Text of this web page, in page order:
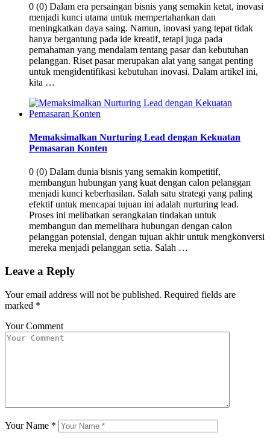
0 (0) Dalam era persaingan bisnis yang semakin ketat, inovasi
menjadi kunci utama untuk mempertahankan dan
meningkatkan daya saing. Namun, inovasi yang tepat tidak
hanya bergantung pada ide kreatif, tetapi juga pada
pemahaman yang mendalam tentang pasar dan kebutuhan
pelanggan. Riset pasar merupakan alat yang sangat penting
untuk mengidentifikasi kebutuhan inovasi. Dalam artikel ini,
kita …
Memaksimalkan Nurturing Lead dengan Kekuatan
Pemasaran Konten
0 (0) Dalam dunia bisnis yang semakin kompetitif,
membangun hubungan yang kuat dengan calon pelanggan
menjadi kunci keberhasilan. Salah satu strategi yang paling
efektif untuk mencapai tujuan ini adalah nurturing lead.
Proses ini melibatkan serangkaian tindakan untuk
membangun dan memelihara hubungan dengan calon
pelanggan potensial, dengan tujuan akhir untuk mengkonversi
mereka menjadi pelanggan setia. Salah …
Leave a Reply
Your email address will not be published. Required fields are
marked *
Your Comment
Your Name *